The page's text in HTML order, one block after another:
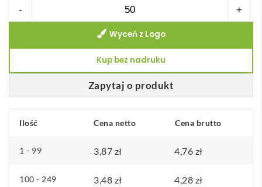
-
CARACAS.
g/m²)
+
Zapytaj o produkt
Wyceń z Logo
Kup bez nadruku
Ilość Cena netto Cena brutto
1 - 99 3,87 zł 4,76 zł
100 - 249 3,48 zł 4,28 zł